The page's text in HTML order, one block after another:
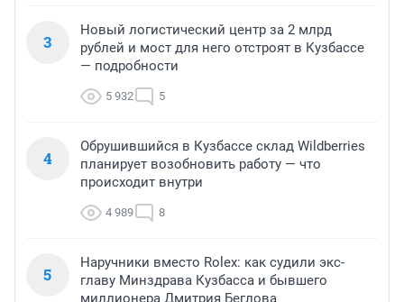
3
Новый логистический центр за 2 млрд
рублей и мост для него отстроят в Кузбассе
— подробности
5 932 5
4
Обрушившийся в Кузбассе склад Wildberries
планирует возобновить работу — что
происходит внутри
4 989 8
5
Наручники вместо Rolex: как судили экс-
главу Минздрава Кузбасса и бывшего
миллионера Дмитрия Беглова